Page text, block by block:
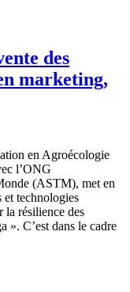
des
marketing,
en Agroécologie
l’ONG
(ASTM), met en
technologies
la résilience des
». C’est dans le cadre